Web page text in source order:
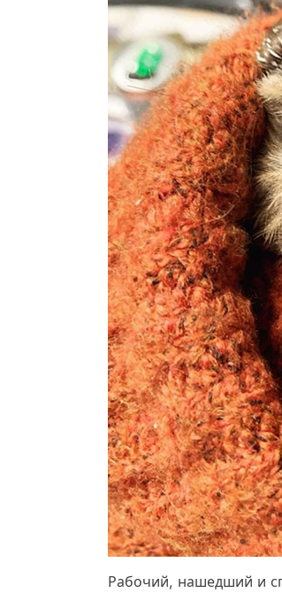
Рабочий, нашедший и